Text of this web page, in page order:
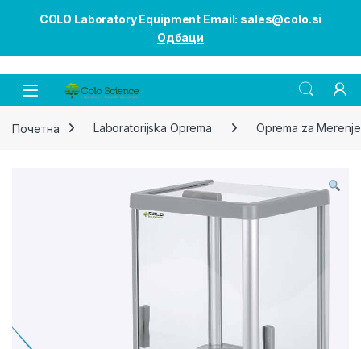
COLO Laboratory Equipment Email: sales@colo.si
Одбаци
Open
Почетна Laboratorijska Oprema Oprema za Merenje